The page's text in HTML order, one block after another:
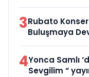
3Rubato
Buluşmaya
4Yonca Samlı
Sevgilim “